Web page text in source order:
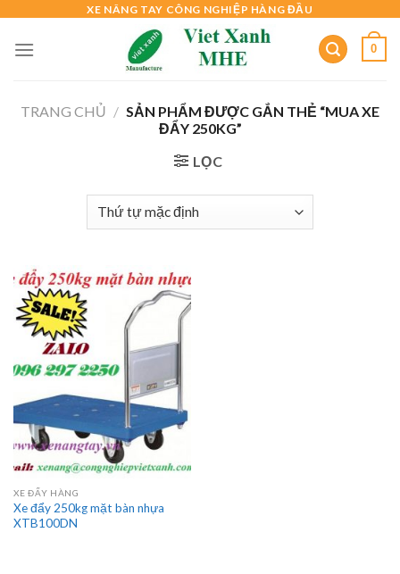
content
XE NÂNG TAY CÔNG NGHIỆP HÀNG ĐẦU
0
TRANG CHỦ / SẢN PHẨM ĐƯỢC GẮN THẺ “MUA XE
ĐẨY 250KG”
LỌC
XE ĐẨY HÀNG
Xe đẩy 250kg mặt bàn nhựa
XTB100DN